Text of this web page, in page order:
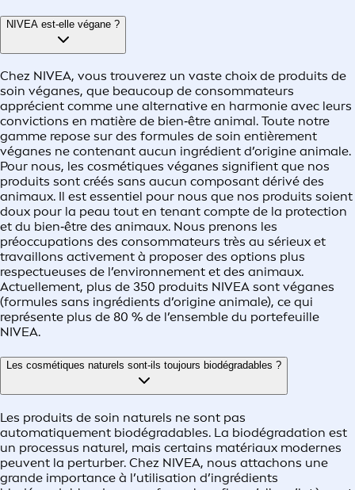
NIVEA est‑elle végane ?
Chez NIVEA, vous trouverez un vaste choix de produits de
soin véganes, que beaucoup de consommateurs
apprécient comme une alternative en harmonie avec leurs
convictions en matière de bien‑être animal. Toute notre
gamme repose sur des formules de soin entièrement
véganes ne contenant aucun ingrédient d’origine animale.
Pour nous, les cosmétiques véganes signifient que nos
produits sont créés sans aucun composant dérivé des
animaux. Il est essentiel pour nous que nos produits soient
doux pour la peau tout en tenant compte de la protection
et du bien‑être des animaux. Nous prenons les
préoccupations des consommateurs très au sérieux et
travaillons activement à proposer des options plus
respectueuses de l’environnement et des animaux.
Actuellement, plus de 350 produits NIVEA sont véganes
(formules sans ingrédients d’origine animale), ce qui
représente plus de 80 % de l’ensemble du portefeuille
NIVEA.
Les cosmétiques naturels sont‑ils toujours biodégradables ?
Les produits de soin naturels ne sont pas
automatiquement biodégradables. La biodégradation est
un processus naturel, mais certains matériaux modernes
peuvent la perturber. Chez NIVEA, nous attachons une
grande importance à l’utilisation d’ingrédients